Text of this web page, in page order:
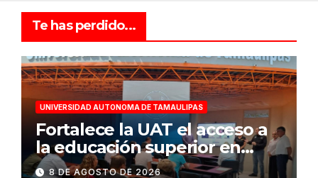
Te has perdido...
UNIVERSIDAD AUTONOMA DE TAMAULIPAS
Fortalece la UAT el acceso a
la educación superior en
comunidades
8 DE AGOSTO DE 2026